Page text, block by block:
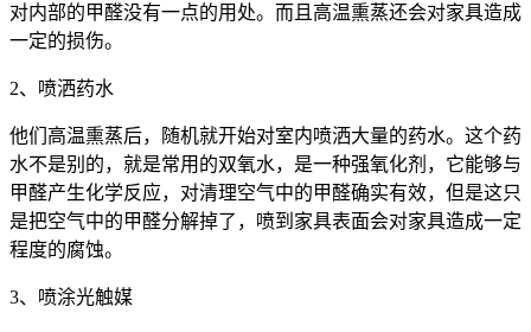
对内部的甲醛没有一点的用处。而且高温熏蒸还会对家具造成
一定的损伤。
2、喷洒药水
他们高温熏蒸后，随机就开始对室内喷洒大量的药水。这个药
水不是别的，就是常用的双氧水，是一种强氧化剂，它能够与
甲醛产生化学反应，对清理空气中的甲醛确实有效，但是这只
是把空气中的甲醛分解掉了，喷到家具表面会对家具造成一定
程度的腐蚀。
3、喷涂光触媒